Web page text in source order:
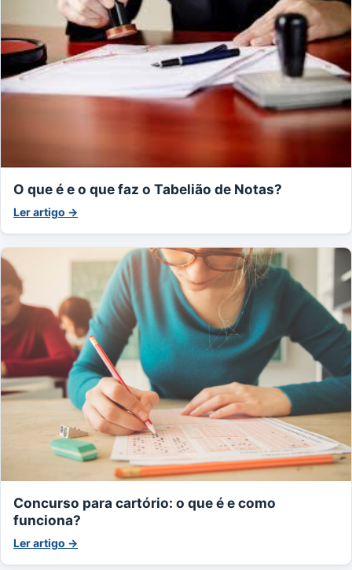
O que é e o que faz o Tabelião de Notas?
Ler artigo →
Concurso para cartório: o que é e como
funciona?
Ler artigo →